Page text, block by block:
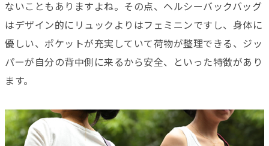
ないこともありますよね。その点、ヘルシーバックバッグ
はデザイン的にリュックよりはフェミニンですし、身体に
優しい、ポケットが充実していて荷物が整理できる、ジッ
パーが自分の背中側に来るから安全、といった特徴があり
ます。